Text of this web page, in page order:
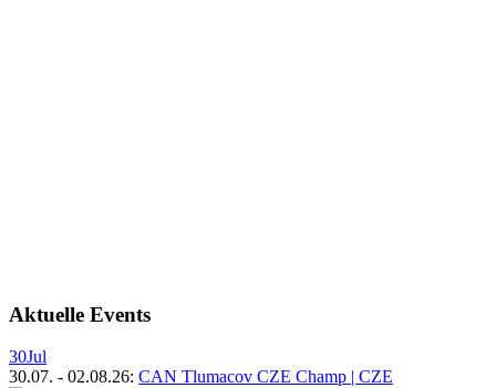
Aktuelle Events
30Jul
30.07. - 02.08.26: CAN Tlumacov CZE Champ | CZE